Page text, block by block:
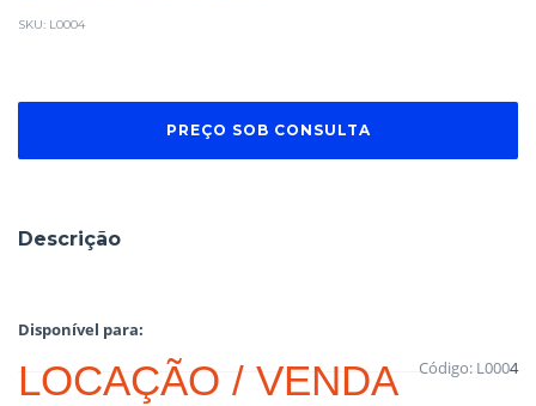
SKU: L0004
Descrição
Disponível para:
LOCAÇÃO / VENDA Código: L0004